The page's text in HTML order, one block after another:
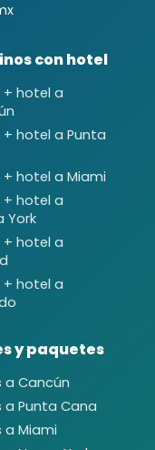
con hotel
+ hotel a
+ hotel a Punta
+ hotel a Miami
+ hotel a
York
+ hotel a
+ hotel a
y paquetes
a Cancún
a Punta Cana
a Miami